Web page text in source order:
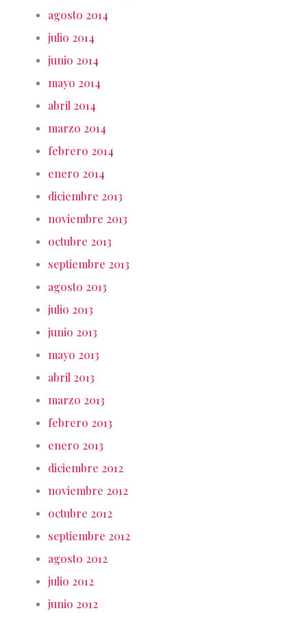
agosto 2014
julio 2014
junio 2014
mayo 2014
abril 2014
marzo 2014
febrero 2014
enero 2014
diciembre 2013
noviembre 2013
octubre 2013
septiembre 2013
agosto 2013
julio 2013
junio 2013
mayo 2013
abril 2013
marzo 2013
febrero 2013
enero 2013
diciembre 2012
noviembre 2012
octubre 2012
septiembre 2012
agosto 2012
julio 2012
junio 2012